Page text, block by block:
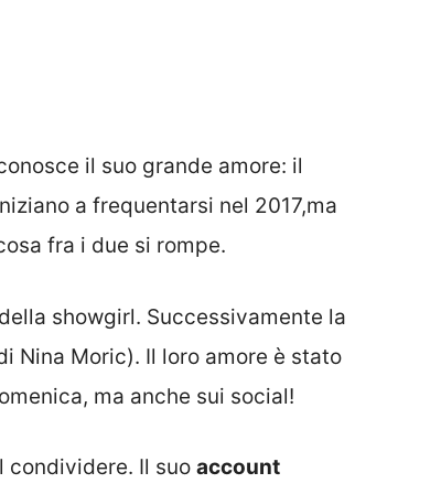
il suo grande amore: il
a frequentarsi nel 2017,ma
fra i due si rompe.
showgirl. Successivamente la
Nina Moric). Il loro amore è stato
ma anche sui social!
condividere. Il suo account